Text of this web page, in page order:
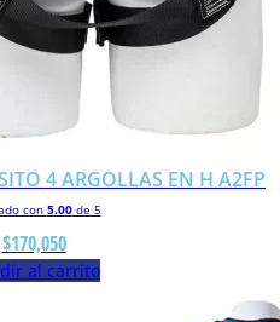
4 ARGOLLAS EN H A2FP
con 5.00de 5
$170,050
al carrito